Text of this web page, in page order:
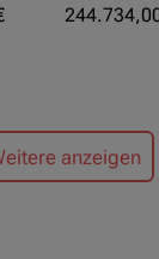
anzeigen